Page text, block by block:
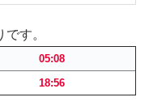
す。
05:08
18:56